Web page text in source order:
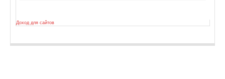
Доход для сайтов